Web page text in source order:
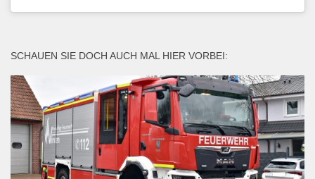
SCHAUEN SIE DOCH AUCH MAL HIER VORBEI: